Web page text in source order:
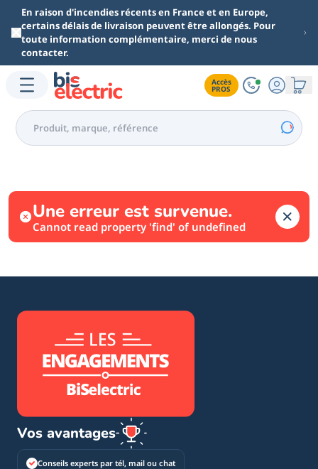
Aller au contenu principal
En raison d'incendies récents en France et en Europe,
certains délais de livraison peuvent être allongés. Pour
toute information complémentaire, merci de nous
contacter.
Accès
PROS
Une erreur est survenue.
Cannot read property 'find' of undefined
Vos avantages
Conseils experts par tél, mail ou chat